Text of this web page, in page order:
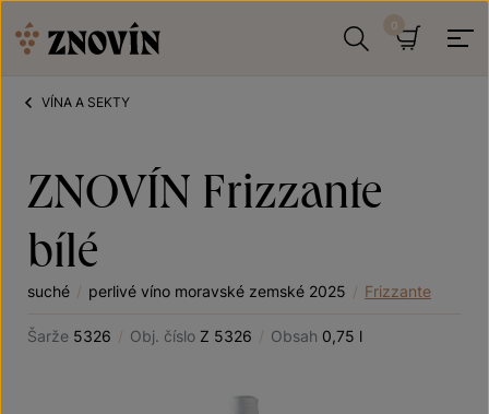
VÍNA A SEKTY
ZNOVÍN Frizzante
bílé
suché / perlivé víno moravské zemské 2025 / Frizzante
Šarže 5326 / Obj. číslo Z 5326 / Obsah 0,75 l